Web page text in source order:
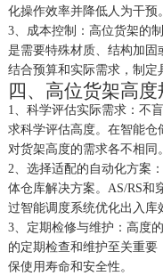
化操作效率并降低人为干预。
3、 成本控制：高位货架的
是需要特殊材质、结构加
结合预算和实际需求，制定
四、高位货架高
1、 科学评估实际需求：不
求科学评估高度。在智能
对货架高度的需求各不相同。
2、 选择适配的自动化方案
体仓库解决方案。 AS/RS和
过智能调度系统优化出入库
3、 定期检修与维护：高度
的定期检查和维护至关重
保使用寿命和安全性。